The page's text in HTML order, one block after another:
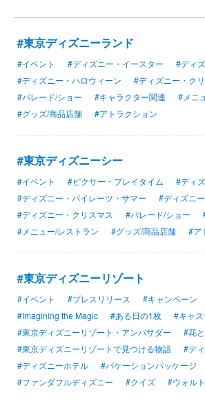
#東京ディズニーランド
#イベント #ディズニー・イースター
#ディ
#ディズニー・ハロウィーン
#ディズニー・ク
#パレード/ショー
#キャラクター関連
#メニ
#グッズ/商品店舗
#アトラクション
#東京ディズニーシー
#イベント #ピクサー・プレイタイム
#ディ
#ディズニー・パイレーツ・サマー
#ディズニ
#ディズニー・クリスマス
#パレード/ショー
#メニュー/レストラン
#グッズ/商品店舗 #ア
#東京ディズニーリゾート
#イベント #プレスリリース
#キャンペーン
#Imagining the Magic
#ある日の1枚
#キャ
#東京ディズニーリゾート・アンバサダー
#花
#東京ディズニーリゾートで見つける物語
#デ
#ディズニーホテル
#バケーションパッケージ
#ファンダフルディズニー
#クイズ #ウォル